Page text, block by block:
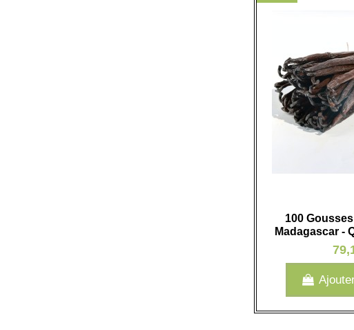
100
Madagascar -